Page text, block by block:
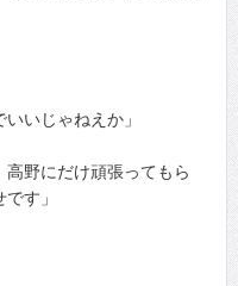
いじゃねえか」
野にだけ頑張ってもら
す」